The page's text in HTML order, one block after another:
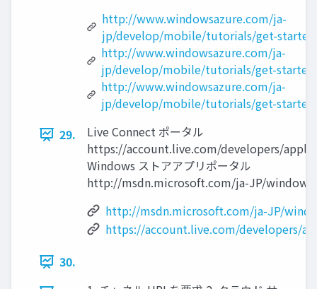
http://www.windowsazure.com/ja-
jp/develop/mobile/tutorials/get-
http://www.windowsazure.com/ja-
jp/develop/mobile/tutorials/get-
http://www.windowsazure.com/ja-
jp/develop/mobile/tutorials/get-
29.
Live Connect ポータル
https://account.live.com/developers/
Windows ストアアプリポータル
http://msdn.microsoft.com/ja-JP/
http://msdn.microsoft.com/ja-JP/
https://account.live.com/developers/
30.